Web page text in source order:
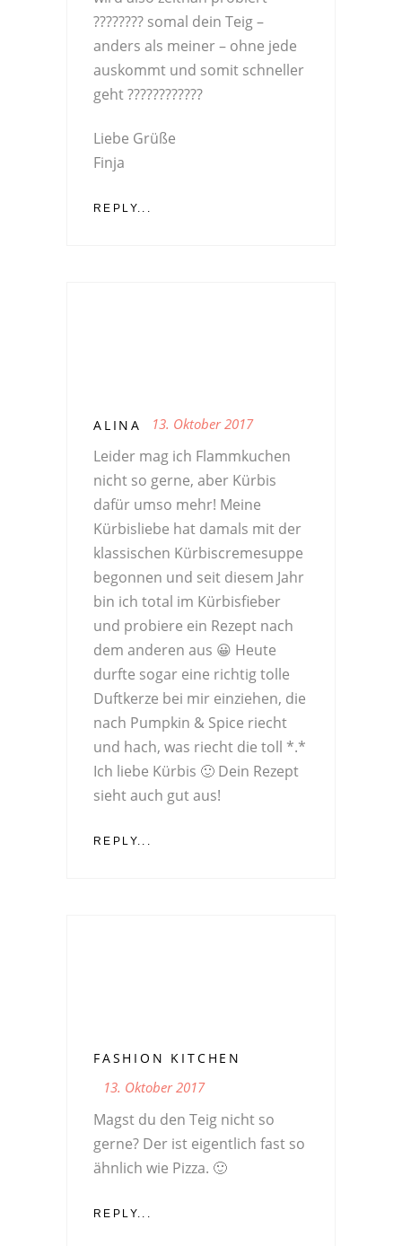
???????? somal dein Teig –
anders als meiner – ohne jede
auskommt und somit schneller
geht ????????????
Liebe Grüße
Finja
REPLY...
ALINA 13. Oktober 2017
Leider mag ich Flammkuchen
nicht so gerne, aber Kürbis
dafür umso mehr! Meine
Kürbisliebe hat damals mit der
klassischen Kürbiscremesuppe
begonnen und seit diesem Jahr
bin ich total im Kürbisfieber
und probiere ein Rezept nach
dem anderen aus 😀 Heute
durfte sogar eine richtig tolle
Duftkerze bei mir einziehen, die
nach Pumpkin & Spice riecht
und hach, was riecht die toll *.*
Ich liebe Kürbis 🙂 Dein Rezept
sieht auch gut aus!
REPLY...
FASHION KITCHEN
13. Oktober 2017
Magst du den Teig nicht so
gerne? Der ist eigentlich fast so
ähnlich wie Pizza. 🙂
REPLY...